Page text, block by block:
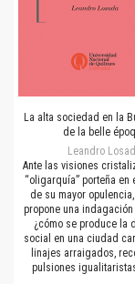
La alta sociedad en la
de la belle
Leandro
Ante las visiones
“oligarquía” porteña en
de su mayor
propone una
¿cómo se produce la
social en una ciudad
linajes arraigados,
pulsiones